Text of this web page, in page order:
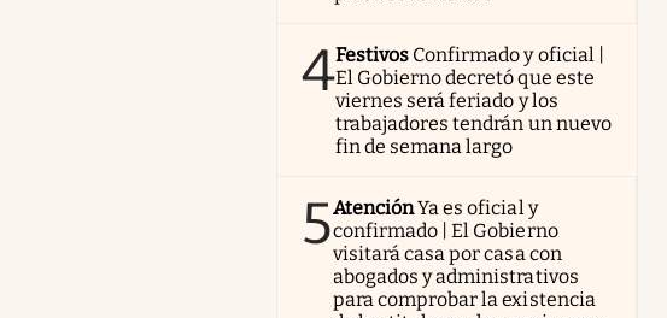
4Festivos Confirmado y oficial |
El Gobierno decretó que este
viernes será feriado y los
trabajadores tendrán un nuevo
fin de semana largo
5AtenciónYa es oficial y
confirmado | El Gobierno
visitará casa por casa con
abogados y administrativos
para comprobar la existencia